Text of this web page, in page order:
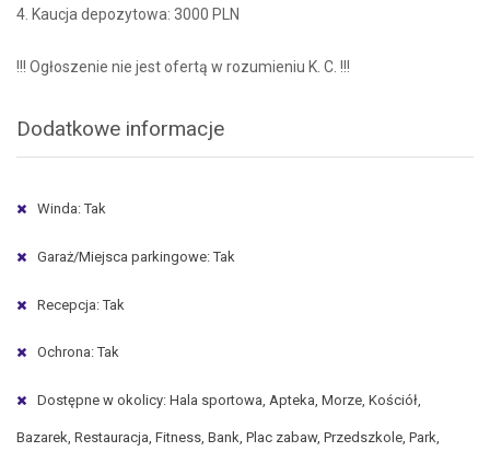
4. Kaucja depozytowa: 3000 PLN
!!! Ogłoszenie nie jest ofertą w rozumieniu K. C. !!!
Dodatkowe informacje
Winda: Tak
Garaż/Miejsca parkingowe: Tak
Recepcja: Tak
Ochrona: Tak
Dostępne w okolicy: Hala sportowa, Apteka, Morze, Kościół,
Bazarek, Restauracja, Fitness, Bank, Plac zabaw, Przedszkole, Park,